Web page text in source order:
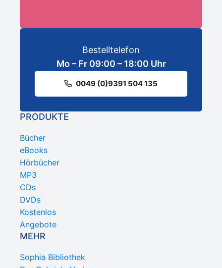
Bestelltelefon
Mo – Fr 09:00 – 18:00 Uhr
0049 (0)9391 504 135
PRODUKTE
Bücher
eBooks
Hörbücher
MP3
CDs
DVDs
Kostenlos
Angebote
MEHR
Sophia Bibliothek